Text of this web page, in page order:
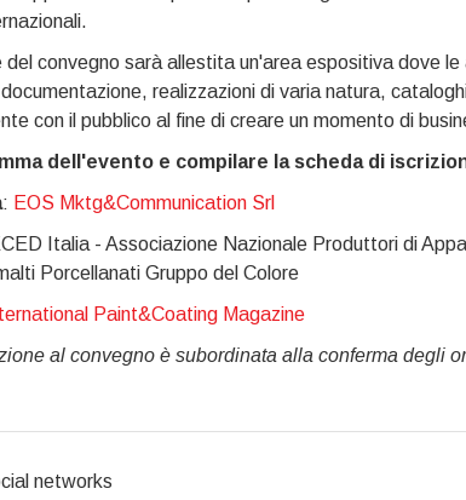
del convegno sarà allestita un'area espositiva dove
realizzazioni di varia natura,
con il pubblico al fine di creare un momento di
dell'evento e compilare la scheda di
: EOS Mktg&Communication Srl
Italia - Associazione Nazionale Produttori di
Porcellanati Gruppo del Colore
Paint&Coating Magazine
al convegno è subordinata alla conferma degli
networks